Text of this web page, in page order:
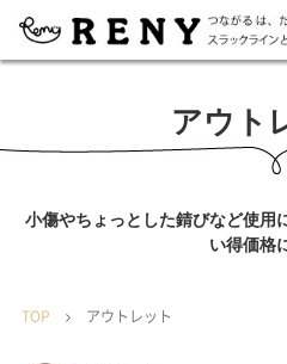
ご利用
ド
て
アウト
小傷やちょっとした錆びなど使用
い得価格
TOP アウトレット